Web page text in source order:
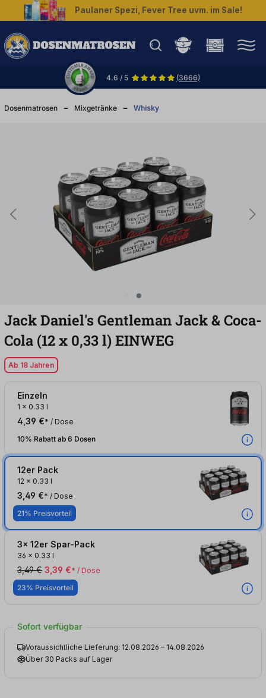
springen Paulaner Spezi, Fever Tree uvm. im Sale!
4.6 / 5 (3666)
Dosenmatrosen Mixgetränke Whisky
Jack Daniel's Gentleman Jack & Coca-
Cola (12x 0,33l)EINWEG
Ab 18 Jahren
Einzeln
1 x 0.33 l
4,39 €* / Dose
10% Rabatt ab 6 Dosen
12er Pack
12 x 0.33 l
3,49 €* / Dose
21% Preisvorteil
3x 12er Spar-Pack
36 x 0.33 l
3,49 € 3,39 €* / Dose
23% Preisvorteil
Sofort verfügbar
Voraussichtliche Lieferung: 12.08.2026 – 14.08.2026
Über 30 Packs auf Lager